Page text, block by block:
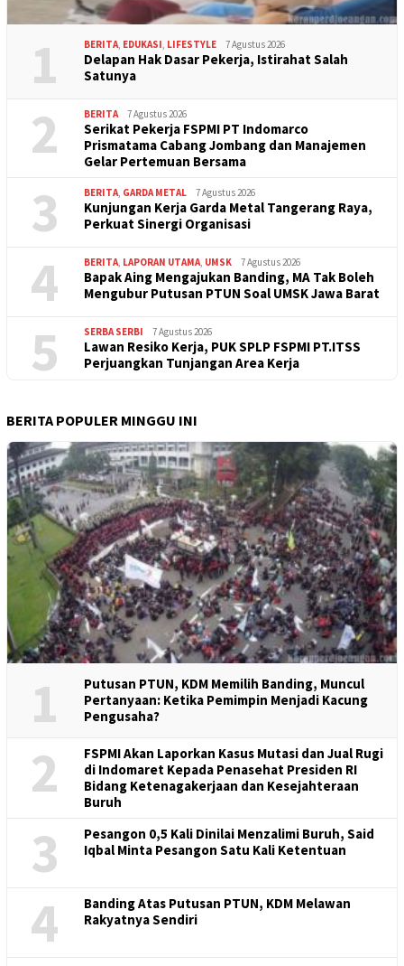
1 BERITA EDUKASI LIFESTYLE 7 Agustus 2026
Delapan Hak Dasar Pekerja, Istirahat Salah
Satunya
2 BERITA 7 Agustus 2026
Serikat Pekerja FSPMI PT Indomarco
Prismatama Cabang Jombang dan Manajemen
Gelar Pertemuan Bersama
3 BERITA GARDA METAL 7 Agustus 2026
Kunjungan Kerja Garda Metal Tangerang Raya,
Perkuat Sinergi Organisasi
4 BERITA LAPORAN UTAMA UMSK 7 Agustus 2026
Bapak Aing Mengajukan Banding, MA Tak Boleh
Mengubur Putusan PTUN Soal UMSK Jawa Barat
5 SERBA SERBI 7 Agustus 2026
Lawan Resiko Kerja, PUK SPLP FSPMI PT.ITSS
Perjuangkan Tunjangan Area Kerja
BERITA POPULER MINGGU INI
1
Putusan PTUN, KDM Memilih Banding, Muncul
Pertanyaan: Ketika Pemimpin Menjadi Kacung
Pengusaha?
2
FSPMI Akan Laporkan Kasus Mutasi dan Jual Rugi
di Indomaret Kepada Penasehat Presiden RI
Bidang Ketenagakerjaan dan Kesejahteraan
Buruh
3
Pesangon 0,5 Kali Dinilai Menzalimi Buruh, Said
Iqbal Minta Pesangon Satu Kali Ketentuan
4
Banding Atas Putusan PTUN, KDM Melawan
Rakyatnya Sendiri